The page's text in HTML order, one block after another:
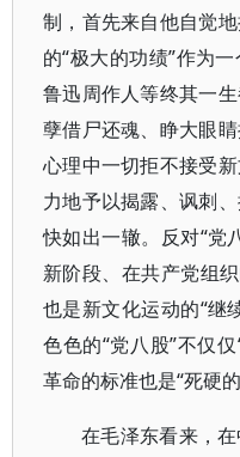
制，首先来自他自觉
的“极大的功绩”作为
鲁迅周作人等终其一
孽借尸还魂、睁大眼
心理中一切拒不接受
力地予以揭露、讽刺
快如出一辙。反对“党
新阶段、在共产党组
也是新文化运动的“继
色色的“党八股”不仅
革命的标准也是“死硬的
在毛泽东看来，